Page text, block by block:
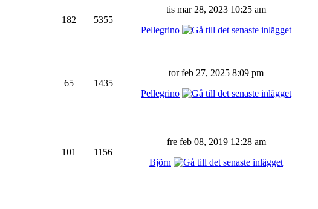
182 5355
tis mar 28, 2023 10:25 am
Pellegrino
65 1435
tor feb 27, 2025 8:09 pm
Pellegrino
101 1156
fre feb 08, 2019 12:28 am
Björn